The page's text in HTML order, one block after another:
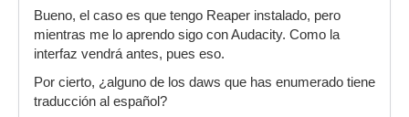
Bueno, el caso es que tengo Reaper instalado, pero
mientras me lo aprendo sigo con Audacity. Como la
interfaz vendrá antes, pues eso.
Por cierto, ¿alguno de los daws que has enumerado tiene
traducción al español?